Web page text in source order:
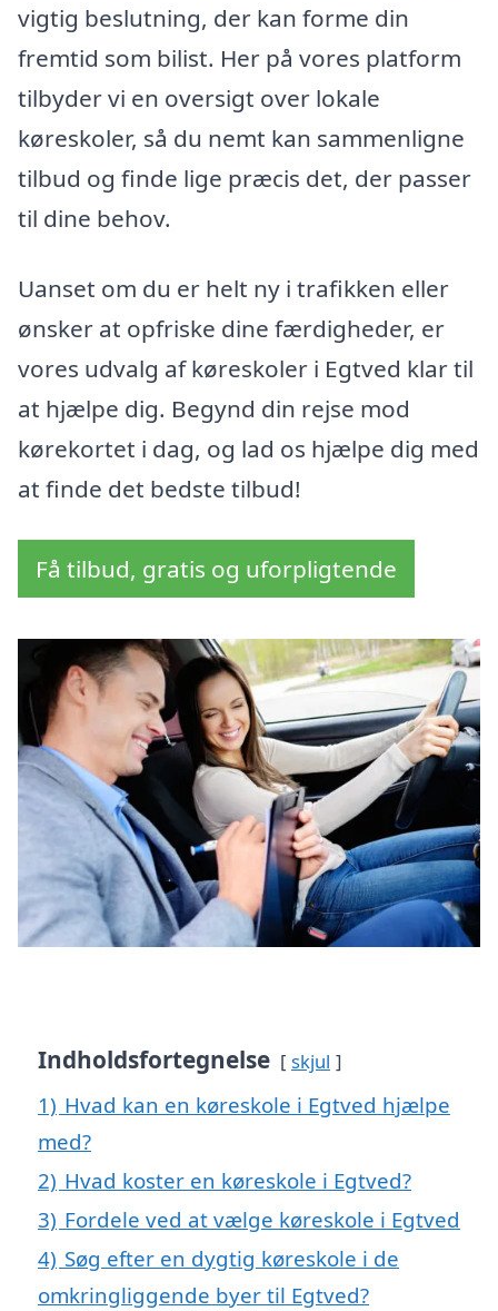
vigtig beslutning, der kan forme din
fremtid som bilist. Her på vores platform
tilbyder vi en oversigt over lokale
køreskoler, så du nemt kan sammenligne
tilbud og finde lige præcis det, der passer
til dine behov.
Uanset om du er helt ny i trafikken eller
ønsker at opfriske dine færdigheder, er
vores udvalg af køreskoler i Egtved klar til
at hjælpe dig. Begynd din rejse mod
kørekortet i dag, og lad os hjælpe dig med
at finde det bedste tilbud!
Få tilbud, gratis og uforpligtende
Indholdsfortegnelse skjul
1) Hvad kan en køreskole i Egtved hjælpe
med?
2) Hvad koster en køreskole i Egtved?
3) Fordele ved at vælge køreskole i Egtved
4) Søg efter en dygtig køreskole i de
omkringliggende byer til Egtved?